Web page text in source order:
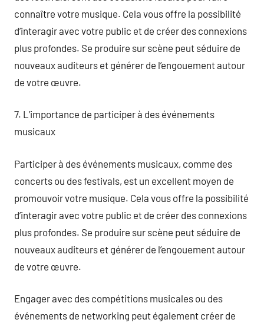
connaître votre musique. Cela vous offre la possibilité
d’interagir avec votre public et de créer des connexions
plus profondes. Se produire sur scène peut séduire de
nouveaux auditeurs et générer de l’engouement autour
de votre œuvre.
7. L’importance de participer à des événements
musicaux
Participer à des événements musicaux, comme des
concerts ou des festivals, est un excellent moyen de
promouvoir votre musique. Cela vous offre la possibilité
d’interagir avec votre public et de créer des connexions
plus profondes. Se produire sur scène peut séduire de
nouveaux auditeurs et générer de l’engouement autour
de votre œuvre.
Engager avec des compétitions musicales ou des
événements de networking peut également créer de